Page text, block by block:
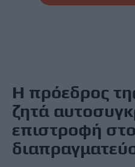
Η πρόεδρος
ζητά
επιστροφή